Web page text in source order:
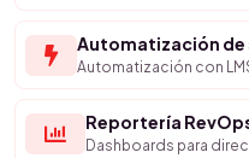
Automatización de
Automatización con
Reportería
Dashboards para